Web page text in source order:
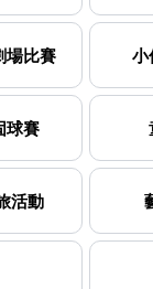
場比賽 小
球賽
活動